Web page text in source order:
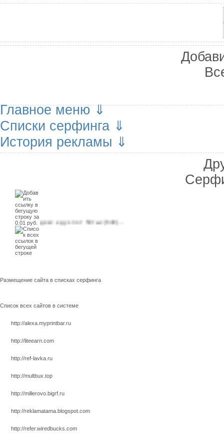
Главное меню ⇓
Списки серфинга ⇓
История рекламы ⇓
Яндекс еду.зп от 50тыс(640)…
Размещение сайта в списках серфинга
Список всех сайтов в системе
http://alexa.myprintbar.ru
http://liteearn.com
http://ref-lavka.ru
http://multbux.top
http://millerovo.bigrf.ru
http://reklamatama.blogspot.com
http://refer.wiredbucks.com